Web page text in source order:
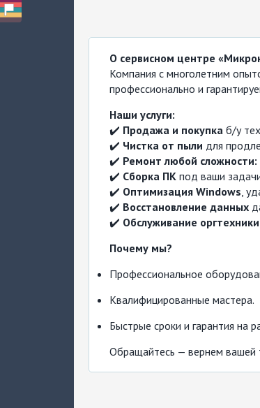
О сервисном центре
Компания с многолетним
профессионально и
Наши услуги:
✔️ Продажа и покупка б/у
✔️ Чистка от пыли для
✔️ Ремонт любой сложности:
✔️ Сборка ПК под ваши
✔️ Оптимизация Windows,
✔️ Восстановление данных
✔️ Обслуживание оргтехники
Почему мы?
Профессиональное
Квалифицированные мастера.
Быстрые сроки и гарантия на
Обращайтесь — вернем вашей